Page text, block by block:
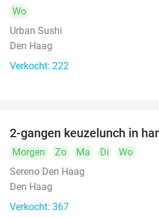
Wo
Urban Sushi
Den Haag
Verkocht: 222
2-gangen keuzelunch in
Morgen Zo Ma Di
Wo
Sereno Den Haag
Den Haag
Verkocht: 367